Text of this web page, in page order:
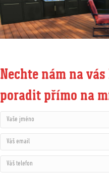
Nechte nám na
poradit přímo na